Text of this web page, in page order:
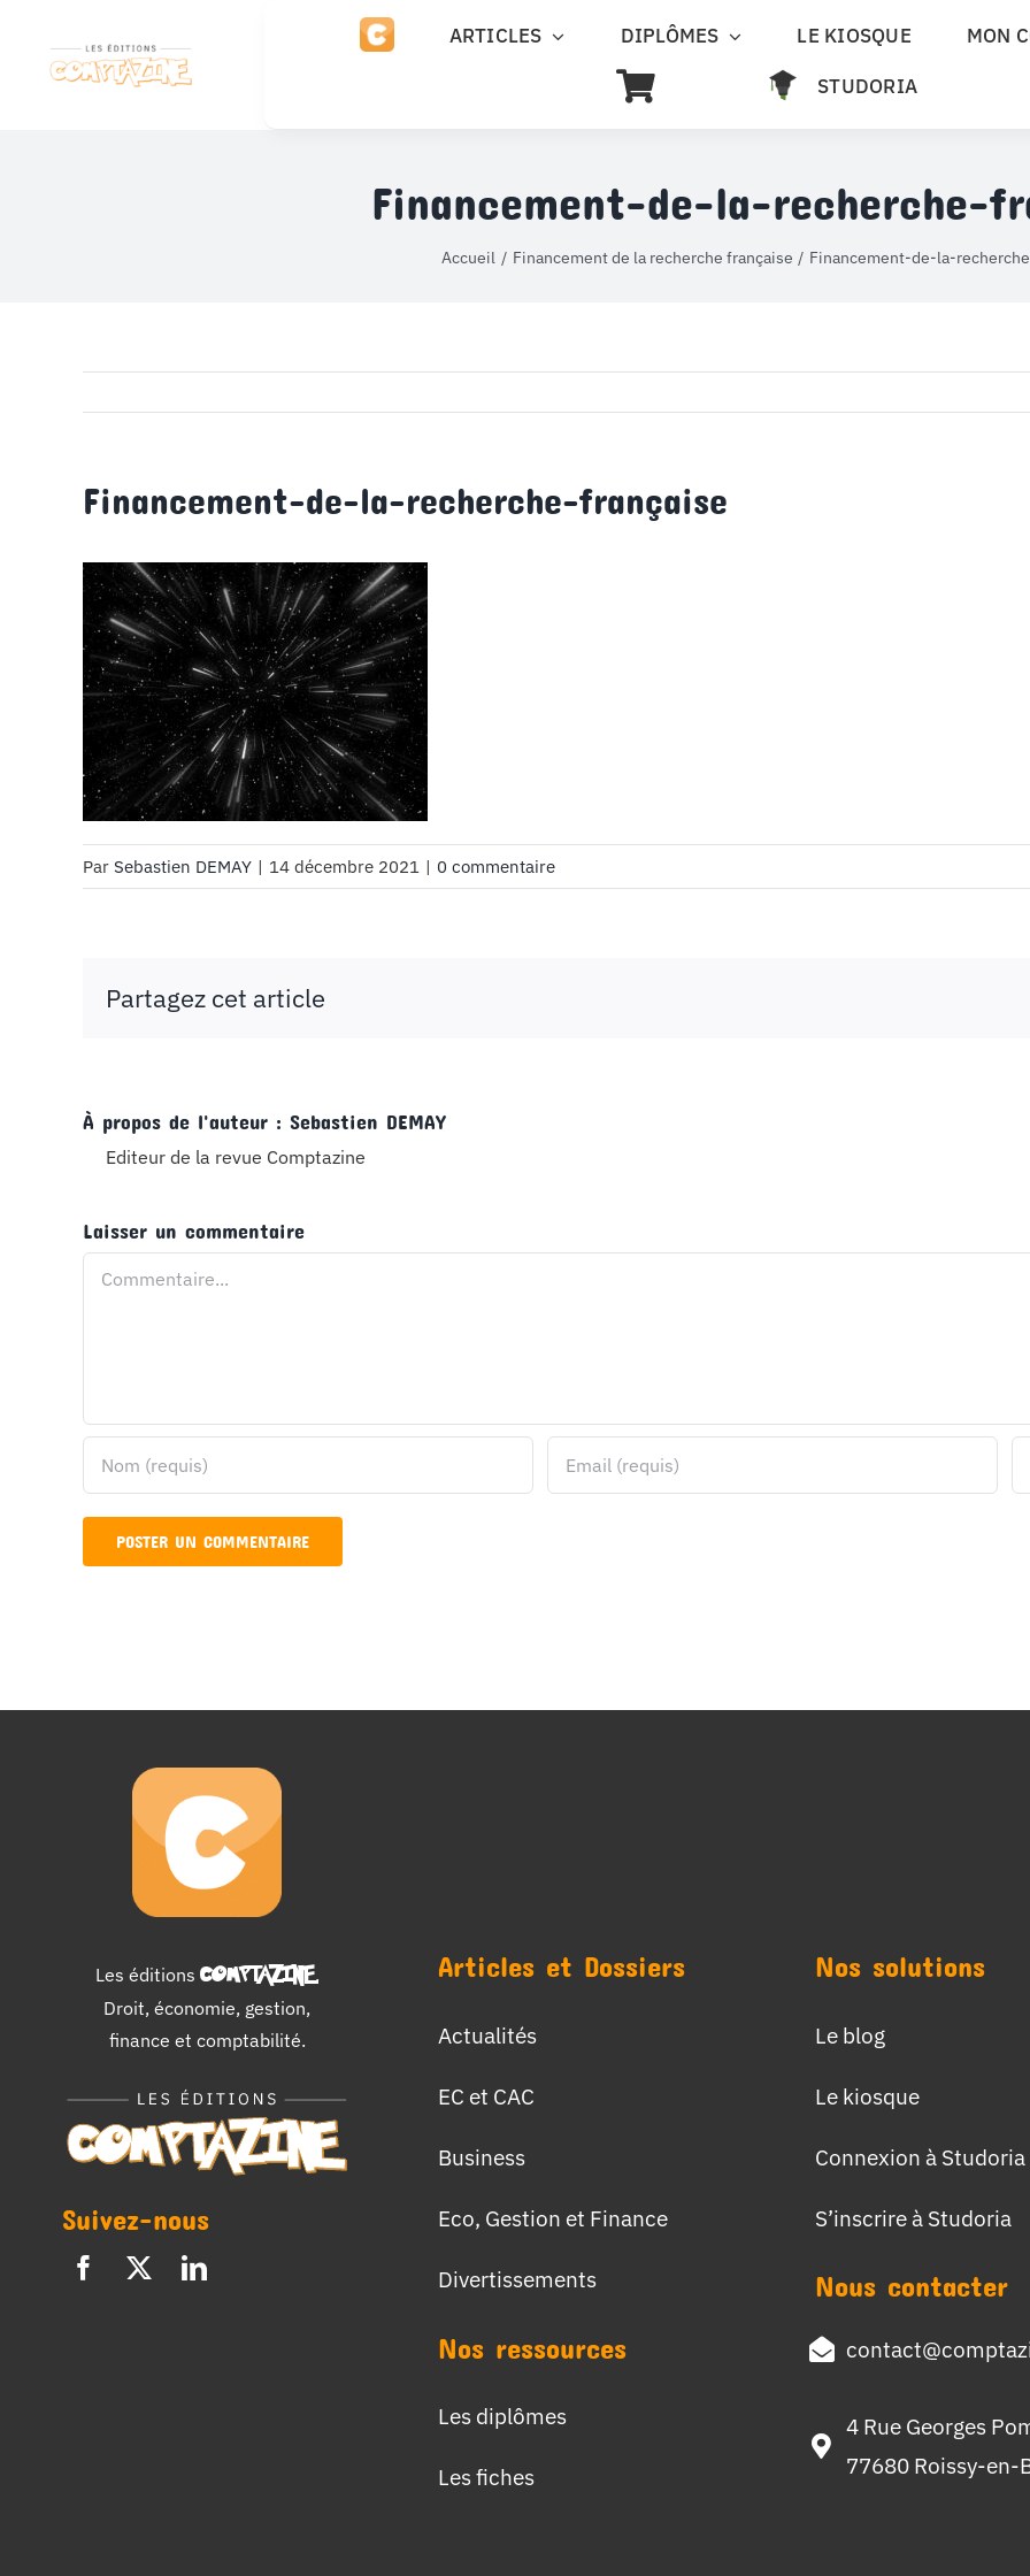
contenu
ARTICLES DIPLÔMES LE KIOSQUE
MON
STUDORIA
Financement-de-la-recherche-
Accueil Financement de la recherche française Financement-de-la-
Financement-de-la-recherche-française
Par Sebastien DEMAY | 14 décembre 2021 | 0 commentaire
Partagez cet article
À propos de l'auteur : Sebastien DEMAY
Editeur de la revue Comptazine
Laisser un commentaire
Commentaire
Les éditions COMPTAZINE.
Droit, économie, gestion,
finance et comptabilité.
Suivez-nous
Articles et Dossiers
Actualités
EC et CAC
Business
Eco, Gestion et Finance
Divertissements
Nos ressources
Les diplômes
Les fiches
Nos solutions
Le blog
Le kiosque
Connexion à Studoria
S’inscrire à Studoria
Nous contacter
4 Rue Georges
77680 Roissy-en-